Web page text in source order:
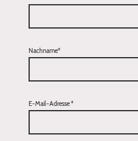
Nachname*
E-Mail-Adresse*